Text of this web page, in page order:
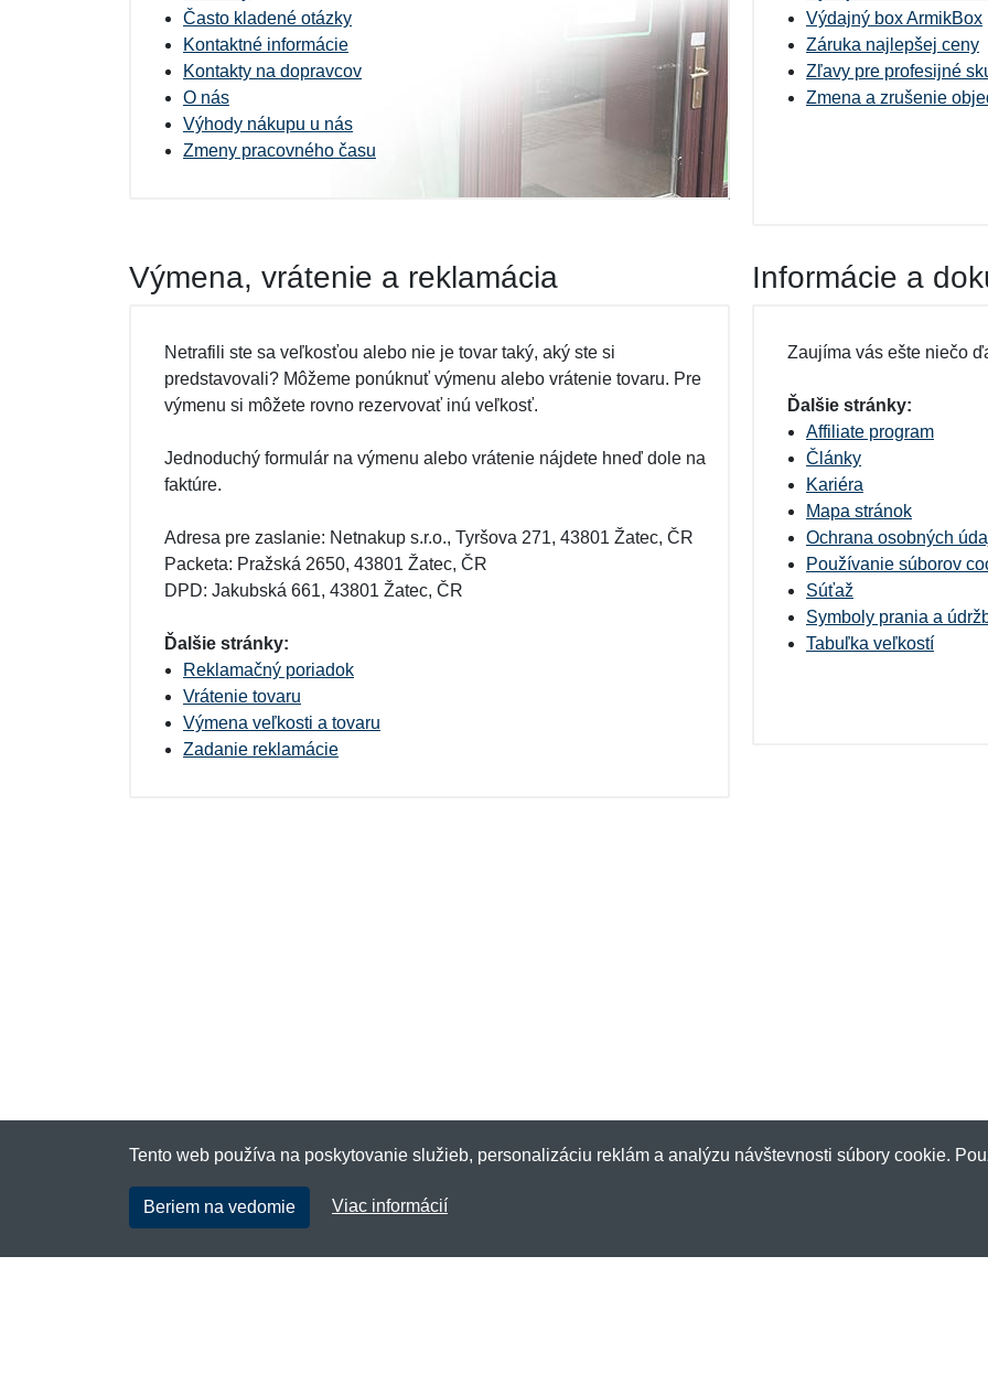
Často kladené otázky
Kontaktné informácie
Kontakty na dopravcov
O nás
Výhody nákupu u nás
Zmeny pracovného času
Výdajný box ArmikBox
Záruka najlepšej ceny
Zľavy pre profesijné
Zmena a zrušenie
Výmena, vrátenie a reklamácia
Netrafili ste sa veľkosťou alebo nie je tovar taký, aký ste si
predstavovali? Môžeme ponúknuť výmenu alebo vrátenie tovaru. Pre
výmenu si môžete rovno rezervovať inú veľkosť.
Jednoduchý formulár na výmenu alebo vrátenie nájdete hneď dole na
faktúre.
Adresa pre zaslanie: Netnakup s.r.o., Tyršova 271, 43801 Žatec, ČR
Packeta: Pražská 2650, 43801 Žatec, ČR
DPD: Jakubská 661, 43801 Žatec, ČR
Ďalšie stránky:
Reklamačný poriadok
Vrátenie tovaru
Výmena veľkosti a tovaru
Zadanie reklamácie
Informácie a
Zaujíma vás ešte niečo
Ďalšie stránky:
Affiliate program
Články
Kariéra
Mapa stránok
Ochrana osobných
Používanie súborov
Súťaž
Symboly prania a
Tabuľka veľkostí
Tento web používa na poskytovanie služieb, personalizáciu reklám a analýzu návštevnosti súbory cookie.
Beriem na vedomie Viac informácií